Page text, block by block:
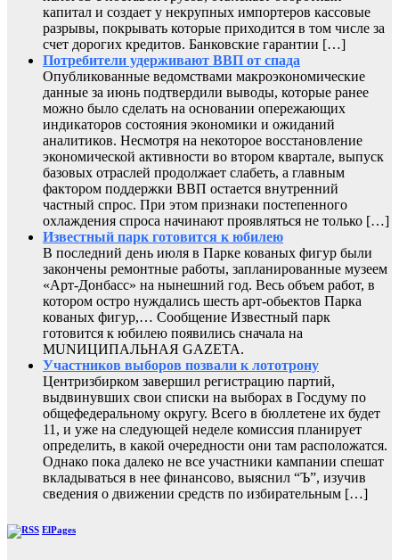
капитал и создает у некрупных импортеров кассовые
разрывы, покрывать которые приходится в том числе за
счет дорогих кредитов. Банковские гарантии […]
Потребители удерживают ВВП от спада
Опубликованные ведомствами макроэкономические
данные за июнь подтвердили выводы, которые ранее
можно было сделать на основании опережающих
индикаторов состояния экономики и ожиданий
аналитиков. Несмотря на некоторое восстановление
экономической активности во втором квартале, выпуск
базовых отраслей продолжает слабеть, а главным
фактором поддержки ВВП остается внутренний
частный спрос. При этом признаки постепенного
охлаждения спроса начинают проявляться не только […]
Известный парк готовится к юбилею
В последний день июля в Парке кованых фигур были
закончены ремонтные работы, запланированные музеем
«Арт-Донбасс» на нынешний год. Весь объем работ, в
котором остро нуждались шесть арт-обьектов Парка
кованых фигур,… Сообщение Известный парк
готовится к юбилею появились сначала на
MUNИЦИПАЛЬНАЯ GAZЕТА.
Участников выборов позвали к лототрону
Центризбирком завершил регистрацию партий,
выдвинувших свои списки на выборах в Госдуму по
общефедеральному округу. Всего в бюллетене их будет
11, и уже на следующей неделе комиссия планирует
определить, в какой очередности они там расположатся.
Однако пока далеко не все участники кампании спешат
вкладываться в нее финансово, выяснил “Ъ”, изучив
сведения о движении средств по избирательным […]
ElPages